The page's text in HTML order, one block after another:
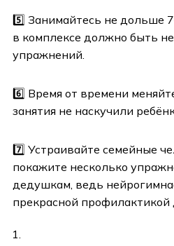
5️⃣ Занимайтесь не дольше
в комплексе должно быть
упражнений.
6️⃣ Время от времени
занятия не наскучили
7️⃣ Устраивайте семейные
покажите несколько
дедушкам, ведь
прекрасной